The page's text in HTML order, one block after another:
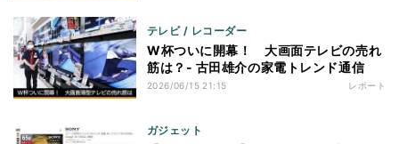
テレビ / レコーダー
W杯ついに開幕！ 大画面テレビの売れ
筋は？- 古田雄介の家電トレンド通信
2026/06/15 21:15 レポート
ガジェット